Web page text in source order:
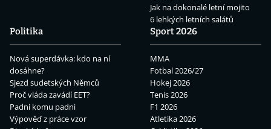
Jak na dokonalé letní mojito
6 lehkých letních salátů
Politika
Nová superdávka: kdo na ní
dosáhne?
Sjezd sudetských Němců
Proč vláda zavádí EET?
Padni komu padni
Výpověď z práce vzor
Sport 2026
MMA
Fotbal 2026/27
Hokej 2026
Tenis 2026
F1 2026
Atletika 2026